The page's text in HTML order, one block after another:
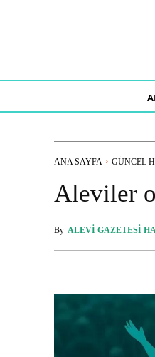
ANA SAYFA GÜNCEL
Aleviler
By ALEVI GAZETESI